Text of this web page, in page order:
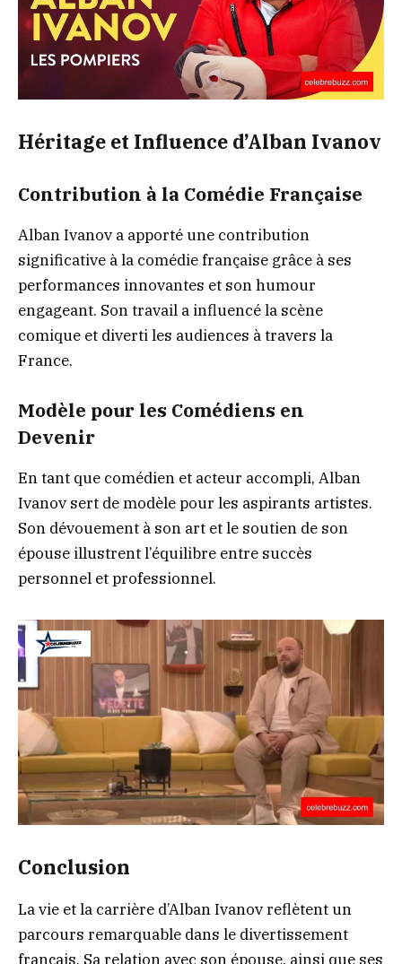
Héritage et Influence d’Alban Ivanov
Contribution à la Comédie Française
Alban Ivanov a apporté une contribution
significative à la comédie française grâce à ses
performances innovantes et son humour
engageant. Son travail a influencé la scène
comique et diverti les audiences à travers la
France.
Modèle pour les Comédiens en
Devenir
En tant que comédien et acteur accompli, Alban
Ivanov sert de modèle pour les aspirants artistes.
Son dévouement à son art et le soutien de son
épouse illustrent l’équilibre entre succès
personnel et professionnel.
Conclusion
La vie et la carrière d’Alban Ivanov reflètent un
parcours remarquable dans le divertissement
français. Sa relation avec son épouse, ainsi que ses